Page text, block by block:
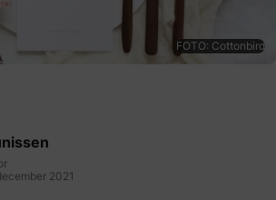
FOTO: Cottonbird
2021